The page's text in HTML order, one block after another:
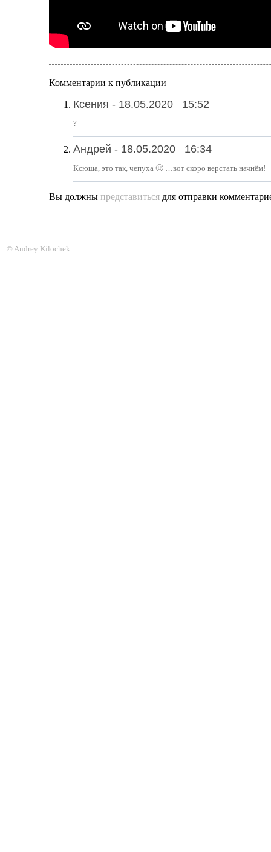
Комментарии к публикации
Ксения - 18.05.2020 15:52
?
Андрей - 18.05.2020 16:34
Ксюша, это так, чепуха 🙂 …вот скоро верстать начнём!
Вы должны представиться для отправки
© Andrey Kilochek